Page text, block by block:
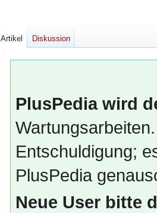
PlusPedia wird
Entschuldigung;
PlusPedia
Neue User bitte
Artikel Diskussion